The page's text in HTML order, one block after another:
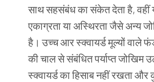
साथ सहसंबंध का संकेत देता है, वहीं
एकाग्रता या अस्थिरता जैसे अन्य
है। उच्च आर स्क्वायर्ड मूल्यों वाले
की चाल से संबंधित पर्याप्त जोखिम
स्क्वायर्ड का हिसाब नहीं रखता